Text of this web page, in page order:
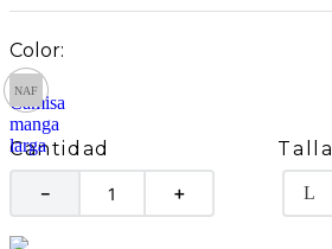
Cantidad
＋
－
Talla
L